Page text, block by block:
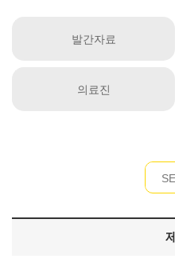
발간자료
의료진